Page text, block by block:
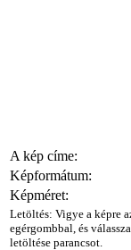
A kép címe:
Képformátum:
Képméret:
Letöltés: Vigye a képre
egérgombbal, és
letöltése parancsot.